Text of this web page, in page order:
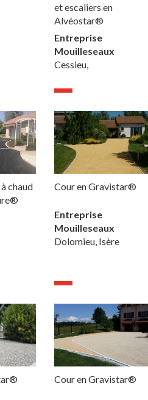
et escaliers en
Alvéostar®
Entreprise
Mouilleseaux
Cessieu,
chaud
Cour en Gravistar®
Entreprise
Mouilleseaux
Dolomieu, Isère
Cour en Gravistar®